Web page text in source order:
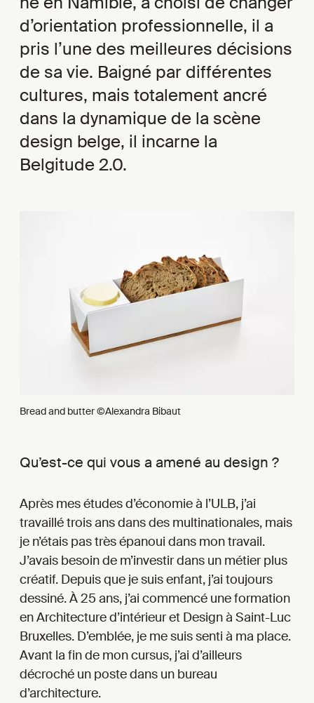
d’orientation professionnelle, il a
pris l’une des meilleures décisions
de sa vie. Baigné par différentes
cultures, mais totalement ancré
dans la dynamique de la scène
design belge, il incarne la
Belgitude 2.0.
Bread and butter ©Alexandra Bibaut
Qu’est-ce qui vous a amené au design ?
Après mes études d’économie à l’ULB, j’ai
travaillé trois ans dans des multinationales, mais
je n’étais pas très épanoui dans mon travail.
J’avais besoin de m’investir dans un métier plus
créatif. Depuis que je suis enfant, j’ai toujours
dessiné. À 25 ans, j’ai commencé une formation
en Architecture d’intérieur et Design à Saint-Luc
Bruxelles. D’emblée, je me suis senti à ma place.
Avant la fin de mon cursus, j’ai d’ailleurs
décroché un poste dans un bureau
d’architecture.